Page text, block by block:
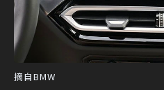
摘自BMW